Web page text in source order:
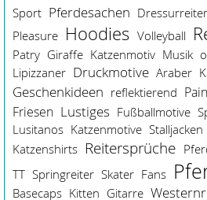
Sport Pferdesachen Dressurreiter
Pleasure Hoodies Volleyball
Patry Giraffe Katzenmotiv Musik
Lipizzaner Druckmotive Araber
Geschenkideen reflektierend
Friesen Lustiges Fußballmotive
Lusitanos Katzenmotive Stalljacken
Katzenshirts Reitersprüche
TT Springreiter Skater Fans
Basecaps Kitten Gitarre